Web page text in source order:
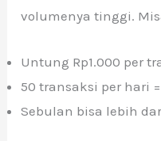
volumenya tinggi.
Untung Rp1.000 per
50 transaksi per hari
Sebulan bisa lebih